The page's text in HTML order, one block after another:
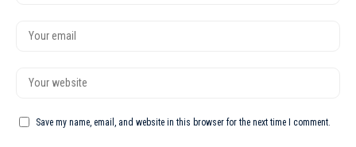
Save my name, email, and website in this browser for the next time I comment.